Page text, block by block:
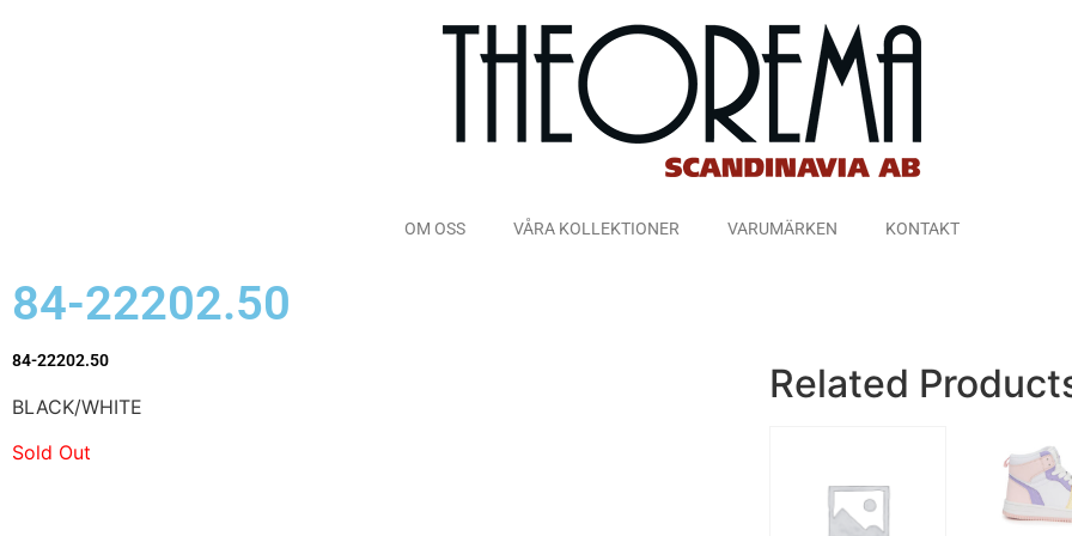
OM OSS VÅRA KOLLEKTIONER VARUMÄRKEN KONTAKT
84-22202.50
84-22202.50
BLACK/WHITE
Sold Out
Related